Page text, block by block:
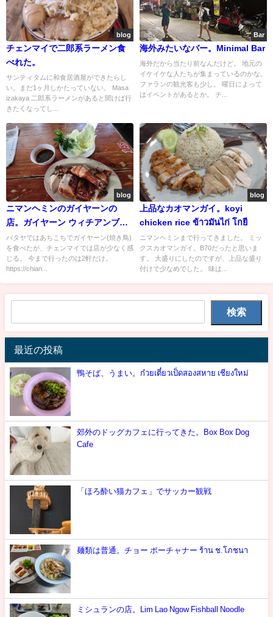
blog
チェンマイで二郎系ラーメン食
べれた。
サンティタムに和食居酒屋ができたらし
い。まだ1ヶ月しかたっていない。 Masa
izakaya 二郎系ラーメンがあると聞けば行
きたくなってし...
Bar
海外みたいなバー。Minimal Bar
海外だから当たり前なんだけど。 地元の
イケイケな人たちが集まっているのかな。
ファランの観光客も少し。 曜日によって
はイベントがあるとか。 チ...
blog
ニマンヘミンのガイヤーンの
店。ガイヤーン ウィチアンブリ
ー
パタヤではあちこちでガイヤーン(焼き鳥)
を食べたが、チェンマイでは店が少なく感
じる。 今まで行ったのは2軒だけ。
https://chian...
blog
上品なカオマンガイ。koyi
chicken rice ข้าวมันไก่ โกยี
ニマンヘミンまで行ってきました。 ミッ
クスカオマンガイ。B70だったと思いま
す。 大盛りにしたのですが、上品な盛り
付けで少なめでした。 味は...
検索
最近の投稿
鴨そば、うまい。ก๋วยเตี๋ยวเป็ดสองสหาย เชียงใหม่
郊外のドッグカフェに行ってきた。Box Box Dog
Cafe
「ほろ酔い猫カフェ」でサッカー観戦
麺類は普通。チョー ポーチャナー ร้าน ช.โภชนา
ミシュランの店。Lim Lao Ngow Fishball Noodle